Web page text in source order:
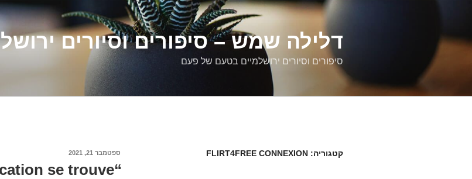
דלילה שמש – סיפורים וסיורים
סיפורים וסיורים ירושלמיים בטעם של פעם
קטגוריה: FLIRT4FREE CONNEXION
פורסם
ספטמבר 21, 2021
se trouve